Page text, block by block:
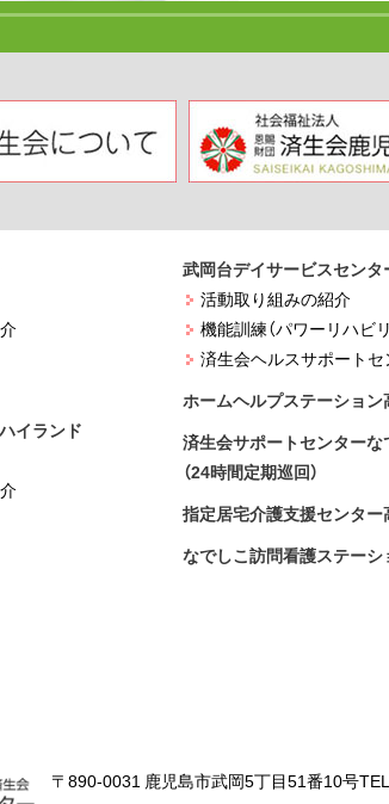
イランド
武岡台デイサービスセンタ
活動取り組みの紹介
機能訓練（パワーリハビリ
済生会ヘルスサポートセ
ホームヘルプステーション
済生会サポートセンターな
（24時間定期巡回）
指定居宅介護支援センター
なでしこ訪問看護ステーシ
〒890-0031 鹿児島市武岡5丁目51番10号